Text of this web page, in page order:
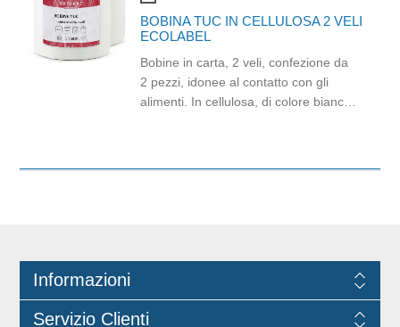
BOBINA TUC IN CELLULOSA 2 VELI
ECOLABEL
Bobine in carta, 2 veli, confezione da
2 pezzi, idonee al contatto con gli
alimenti. In cellulosa, di colore bianco
Informazioni
Servizio Clienti